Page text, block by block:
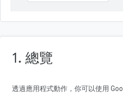
1. 總覽
透過應用程式動作，你可以使用